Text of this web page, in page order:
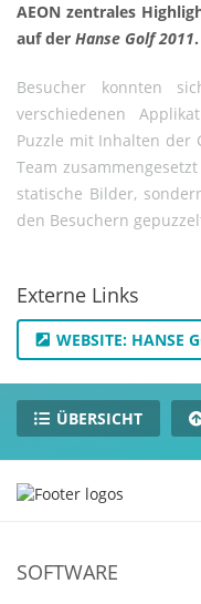
AEON zentrales
auf der Hanse Golf 2011.
Besucher konnten
verschiedenen
Puzzle mit Inhalten der
Team
statische Bilder,
den Besuchern
Externe Links
WEBSITE: HANSE
ÜBERSICHT
SOFTWARE